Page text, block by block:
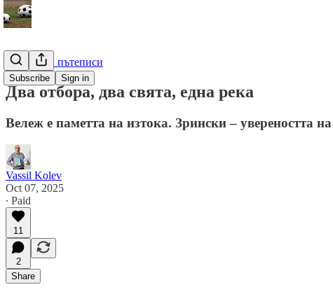
Subscribe Sign in
Футболни пътеписи
Два отбора, два свята, една река
Вележ е паметта на изтока. Зрински – увереността
Vassil Kolev
Oct 07, 2025
∙ Paid
11
2
Share